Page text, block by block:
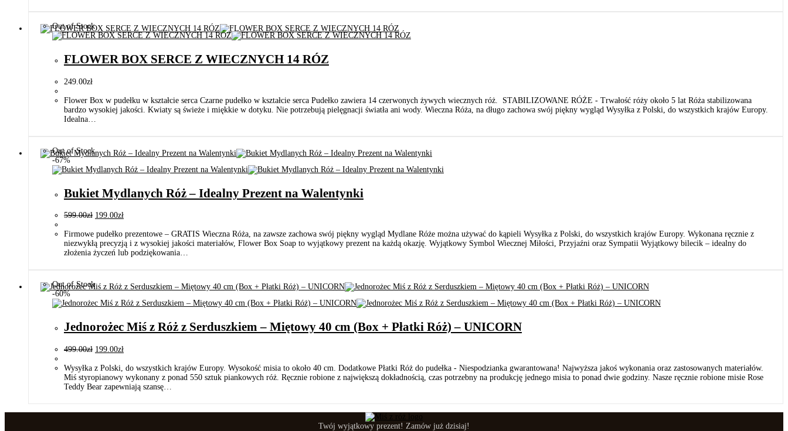
Out of Stock
FLOWER BOX SERCE Z WIECZNYCH 14 RÓZ
249.00zł
Flower Box w pudełku w kształcie serca Czarne pudełko w kształcie serca Pudełko zawiera 14 czerwonych żywych wiecznych róż. STABILIZOWANE RÓŻE - Trwałość róży około 5 lat Róża stabilizowana
bardzo wysokiej jakości. Kwiaty są świeże i miękkie w dotyku. Nie potrzebują pielęgnacji światła ani wody. Wieczna Róża, na długo zachowa swój piękny wygląd Wysyłka z Polski, do wszystkich krajów Europy.
Idealna…
Out of Stock
-67%
Bukiet Mydlanych Róż – Idealny Prezent na Walentynki
599.00zł 199.00zł
Firmowe pudełko prezentowe – GRATIS Wieczna Róża, na zawsze zachowa swój piękny wygląd Mydlane Róże można używać do kąpieli Wysyłka z Polski, do wszystkich krajów Europy. Wykonana ręcznie z
niezwykłą precyzją i z wysokiej jakości materiałów, Flower Box Soap to wyjątkowy prezent na każdą okazję. Wyjątkowy Symbol Wiecznej Miłości, Przyjaźni oraz Sympatii Wyjątkowy bilecik – idealny do
złożenia życzeń lub podziękowania…
Out of Stock
-60%
Jednorożec Miś z Róż z Serduszkiem – Miętowy 40 cm (Box + Płatki Róż) – UNICORN
499.00zł 199.00zł
Wysyłka z Polski, do wszystkich krajów Europy. Wysokość misia to około 40 cm. Dodatkowe Płatki Róż do pudełka - Niespodzianka gwarantowana! Najwyższa jakoś wykonania oraz zastosowanych materiałów.
Miś styropianowy wykonany z ponad 550 sztuk piankowych róż. Ręcznie robione z największą dokładnością, czas potrzebny na produkcję jednego misia to ponad dwie godziny. Nasze ręcznie robione misie Rose
Teddy Bear zapewniają szansę…
Twój wyjątkowy prezent! Zamów już dzisiaj!